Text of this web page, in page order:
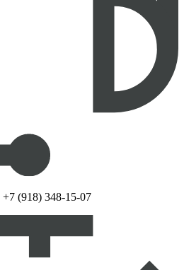
+7 (918) 348-15-07